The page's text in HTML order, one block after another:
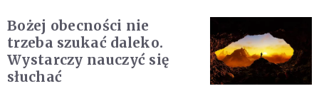
Bożej obecności nie
trzeba szukać daleko.
Wystarczy nauczyć się
słuchać